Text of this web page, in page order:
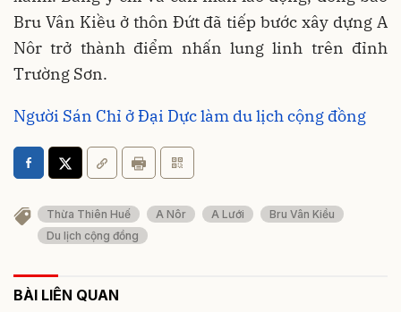
Bru Vân Kiều ở thôn Đứt đã tiếp bước xây dựng A
Nôr trở thành điểm nhấn lung linh trên đỉnh
Trường Sơn.
Người Sán Chỉ ở Đại Dực làm du lịch cộng đồng
Thừa Thiên Huế A Nôr A Lưới
Bru Vân Kiều
Du lịch cộng đồng
BÀI LIÊN QUAN